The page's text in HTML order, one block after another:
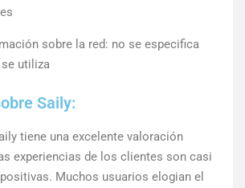
sobre la red: no se especifica
utiliza
Saily:
tiene una excelente valoración
experiencias de los clientes son casi
Muchos usuarios elogian el